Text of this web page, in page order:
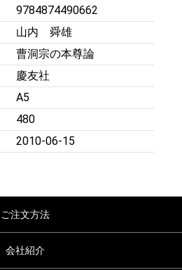
9784874490662
山内 舜雄
曹洞宗の本尊論
慶友社
A5
480
2010-06-15
ご注文方法
会社紹介